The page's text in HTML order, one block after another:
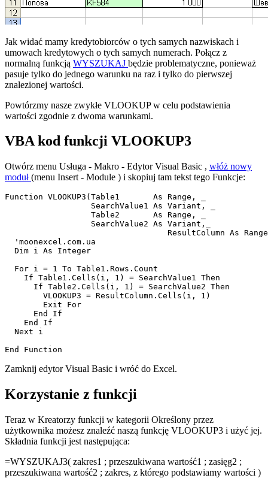
Jak widać mamy kredytobiorców o tych samych nazwiskach i
umowach kredytowych o tych samych numerach. Połącz z
normalną funkcją WYSZUKAJ będzie problematyczne, ponieważ
pasuje tylko do jednego warunku na raz i tylko do pierwszej
znalezionej wartości.
Powtórzmy nasze zwykłe VLOOKUP w celu podstawienia
wartości zgodnie z dwoma warunkami.
VBA kod funkcji VLOOKUP3
Otwórz menu Usługa - Makro - Edytor Visual Basic , włóż nowy
moduł(menu Insert - Module ) i skopiuj tam tekst tego Funkcje:
Function VLOOKUP3(Table1       As Range, _
                  SearchValue1 As Variant, _
                  Table2       As Range, _
                  SearchValue2 As Variant,_
  'moonexcel.com.ua
  Dim i As Integer
  For i = 1 To Table1.Rows.Count
    If Table1.Cells(i, 1) = SearchValue1 Then
      If Table2.Cells(i, 1) = SearchValue2 Then
        VLOOKUP3 = ResultColumn.Cells(i, 1)
        Exit For
      End If
    End If
  Next i
Zamknij edytorVisual Basic i wróć do Excel.
Korzystanie z funkcji
Teraz w Kreatorzy funkcji w kategorii Określony przez
użytkownika możesz znaleźć naszą funkcję VLOOKUP3 i użyć jej.
Składnia funkcji jest następująca:
=WYSZUKAJ3( zakres1 ; przeszukiwana wartość1 ; zasięg2 ;
przeszukiwana wartość2 ; zakres, z którego podstawiamy wartości )